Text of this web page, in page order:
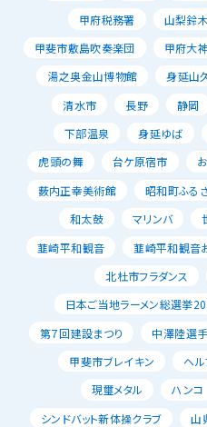
甲府税務署
山梨鈴
甲斐市敷島吹奏楽団
甲府大
湯之奥金山博物館
身延山
清水市
長野 静岡
下部温泉
身延ゆば
虎頭の舞
台ケ原宿市
薮内正幸美術館
昭和町ふる
和太鼓
マリンバ
韮崎平和観音
韮崎平和観音
北杜市フラダンス
日本ご当地ラーメン総選挙
第７回建設まつり
中澤陸選手
甲斐市ブレイキン
ヘ
現璽メタル
ハンコ
シンドバット新体操クラブ
山